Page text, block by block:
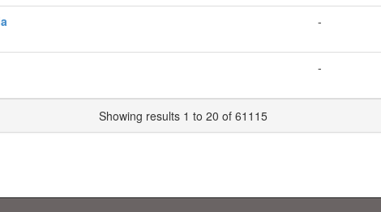
-
-
Showing results 1 to 20 of 61115